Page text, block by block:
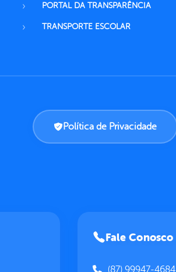
PORTAL DA TRANSPARÊNCIA
TRANSPORTE ESCOLAR
Política de Privacidade
Fale Conosco